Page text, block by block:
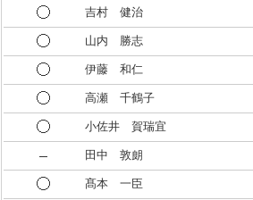
吉村 健治
山内 勝志
伊藤 和仁
高瀬 千鶴子
小佐井 賀瑞宜
田中 敦朗
髙本 一臣